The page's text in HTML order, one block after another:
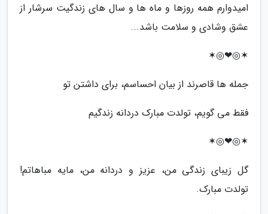
امیدوارم همه روزها و ماه ها و سال های زندگیت سرشار از
عشق وشادی و سلامت باشد...
✶◎❤◎✶
جمله ها قاصرند از بیان احساسم، برای داشتن تو
فقط می گویم، تولدت مبارک دردانه زندگیم
✶◎❤◎✶
گل زیبای زندگی من، عزیز و دردانه من، مایه مباهاتم!
تولدت مبارک.